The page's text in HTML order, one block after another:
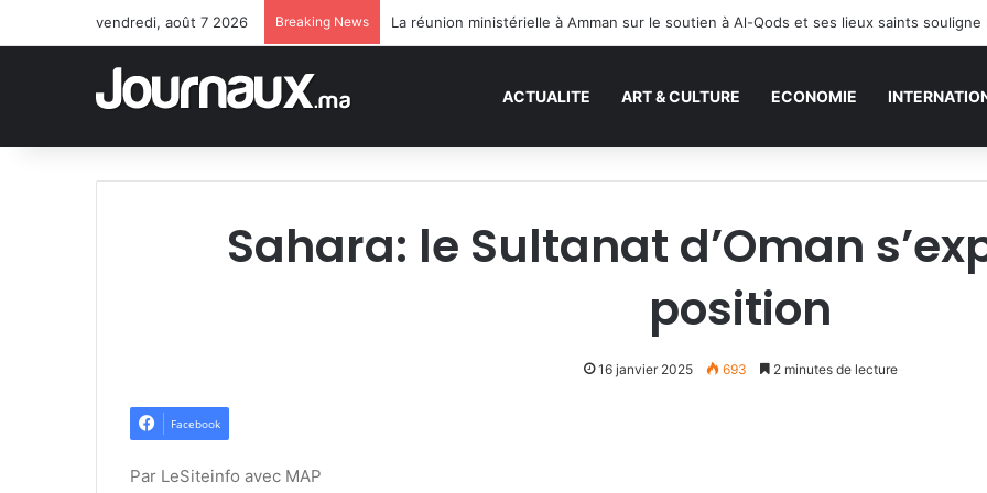
vendredi, août 7 2026 Breaking News
ACTUALITE ART & CULTURE ECONOMIE
Sahara: le Sultanat d’Oman
position
16 janvier 2025 693 2 minutes de lecture
Facebook
Par LeSiteinfo avec MAP